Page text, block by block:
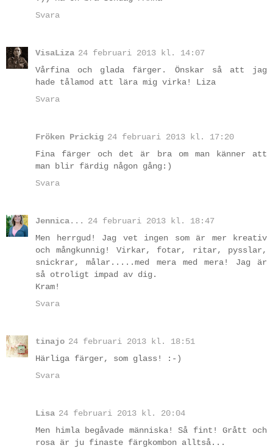
Svara
VisaLiza 24 februari 2013 kl. 14:07
Vårfina och glada färger. Önskar så att jag
hade tålamod att lära mig virka! Liza
Svara
Fröken Prickig 24 februari 2013 kl. 17:20
Fina färger och det är bra om man känner att
man blir färdig någon gång:)
Svara
Jennica...
24 februari 2013 kl. 18:47
Men herrgud! Jag vet ingen som är mer kreativ
och mångkunnig! Virkar, fotar, ritar, pysslar,
snickrar, målar.....med mera med mera! Jag är
så otroligt impad av dig.
Kram!
Svara
tinajo 24 februari 2013 kl. 18:51
Härliga färger, som glass! :-)
Svara
Lisa 24 februari 2013 kl. 20:04
Men himla begåvade människa! Så fint! Grått och
rosa är ju finaste färgkombon alltså...